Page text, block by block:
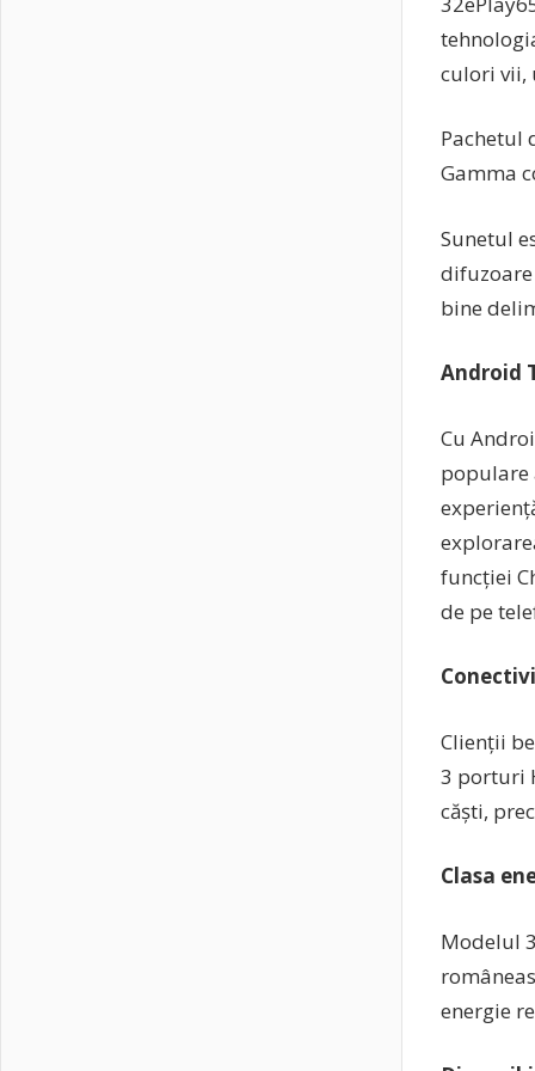
culori vii,
Pachetul
Gamma
Sunetul
difuzoare
bine
Android
Cu
populare
funcției
de pe
Clienții
3 porturi
căști,
Clasa
Modelul
energie